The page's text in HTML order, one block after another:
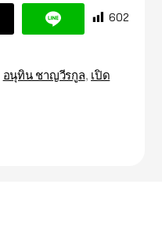
602
อนุทิน ชาญวีรกูล, เปิด